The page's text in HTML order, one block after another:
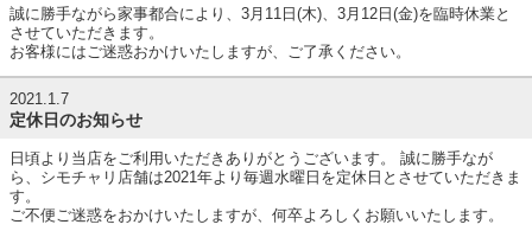
誠に勝手ながら家事都合により、3月11日(木)、3月12日(金)を臨時休業と
させていただきます。
お客様にはご迷惑おかけいたしますが、ご了承ください。
2021.1.7
定休日のお知らせ
日頃より当店をご利用いただきありがとうございます。 誠に勝手なが
ら、シモチャリ店舗は2021年より毎週水曜日を定休日とさせていただきま
す。
ご不便ご迷惑をおかけいたしますが、何卒よろしくお願いいたします。